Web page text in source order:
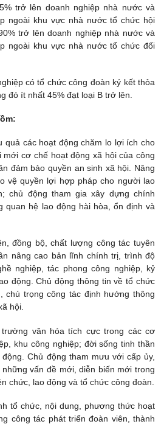
trở lên doanh nghiệp nhà nước và
ngoài khu vực nhà nước tổ chức hội
trở lên doanh nghiệp nhà nước và
ngoài khu vực nhà nước tổ chức đối
có tổ chức công đoàn ký kết thỏa
đó ít nhất 45% đạt loại B trở lên.
quả các hoạt động chăm lo lợi ích cho
cơ chế hoạt động xã hội của công
đảm bảo quyền an sinh xã hội. Nâng
vệ quyền lợi hợp pháp cho người lao
chủ động tham gia xây dựng chính
quan hệ lao động hài hòa, ổn định và
đồng bộ, chất lượng công tác tuyên
nâng cao bản lĩnh chính trị, trình độ
nghiệp, tác phong công nghiệp, kỷ
động. Chủ động thông tin về tổ chức
chú trọng công tác định hướng thông
hội.
văn hóa tích cực trong các cơ
khu công nghiệp; đời sống tinh thần
Chủ động tham mưu với cấp ủy,
vấn đề mới, diễn biến mới trong
chức, lao động và tổ chức công đoàn.
tổ chức, nội dung, phương thức hoạt
công tác phát triển đoàn viên, thành